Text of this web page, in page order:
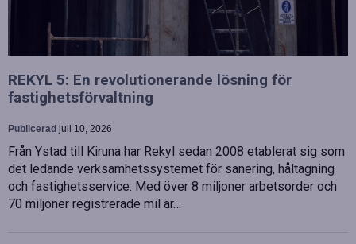
REKYL 5: En revolutionerande lösning för
fastighetsförvaltning
Publicerad juli 10, 2026
Från Ystad till Kiruna har Rekyl sedan 2008 etablerat sig som
det ledande verksamhetssystemet för sanering, håltagning
och fastighetsservice. Med över 8 miljoner arbetsorder och
70 miljoner registrerade mil är…